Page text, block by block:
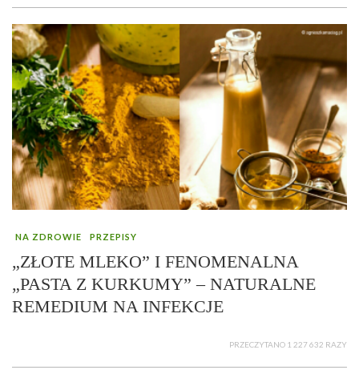
NA ZDROWIE PRZEPISY
„ZŁOTE MLEKO” I FENOMENALNA
„PASTA Z KURKUMY” – NATURALNE
REMEDIUM NA INFEKCJE
PRZECZYTANO 1 227 632 RAZY